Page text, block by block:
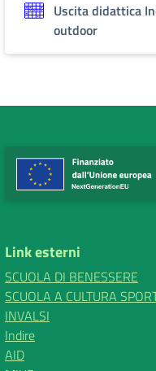
Uscita didattica
outdoor
Link esterni
SCUOLA DI BENESSERE
SCUOLA A CULTURA
INVALSI
Indire
AID